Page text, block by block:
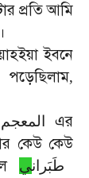
প্রতি আমি
ইবনে
পড়েছিলাম,
এর
কেউ কেউ
طَبَراني